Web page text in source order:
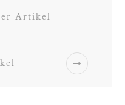
Artikel